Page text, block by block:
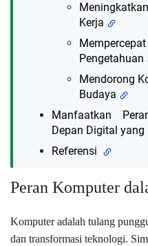
Kerja
Pengetahuan
Mendorong
Budaya
Manfaatkan
Depan Digital yang
Referensi
Peran Komputer
Komputer adalah tulang
dan transformasi teknologi.